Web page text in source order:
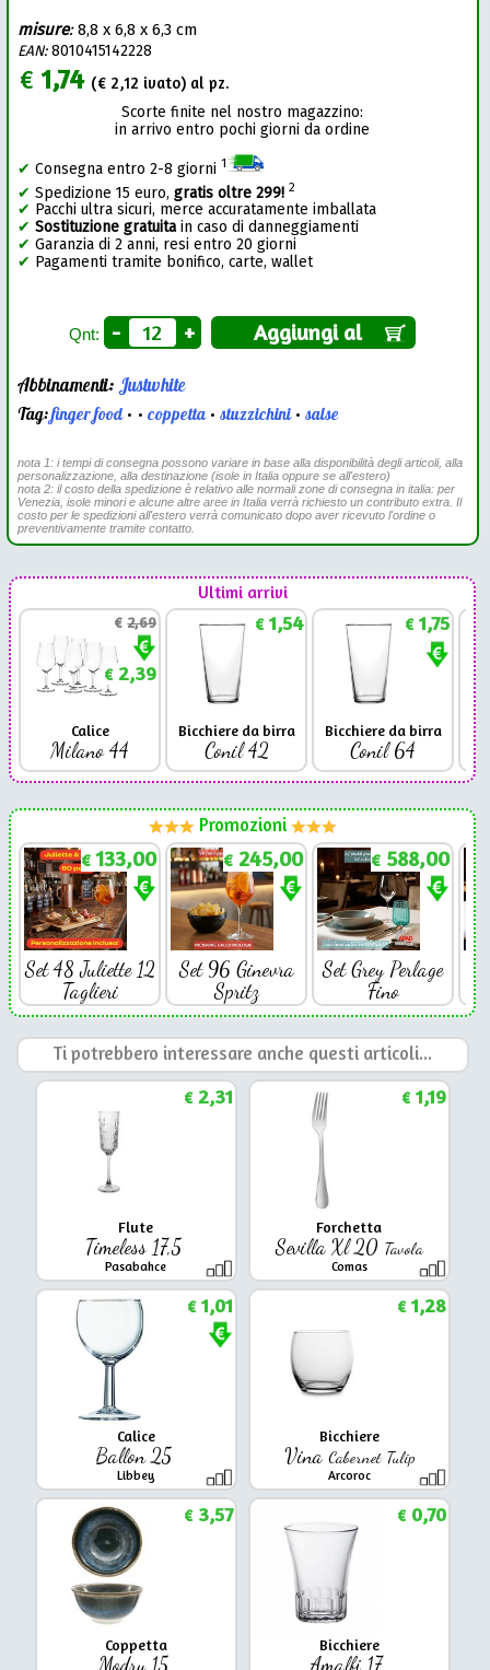
misure:8,8 x 6,8 x 6,3 cm
EAN:8010415142228
€1,74 (€ 2,12 ivato) al pz.
Scorte finite nel nostro magazzino:
in arrivo entro pochi giorni da ordine
✔ Consegna entro 2-8 giorni 1
✔ Spedizione 15 euro,gratis oltre 299! 2
✔ Pacchi ultra sicuri, merce accuratamente imballata
✔ Sostituzione gratuitain caso di danneggiamenti
✔ Garanzia di 2 anni, resi entro 20 giorni
✔ Pagamenti tramite bonifico, carte, wallet
Qnt: - + Aggiungi al
Abbinamenti:Justwhite
Tag:finger food• •coppetta•stuzzichini•salse
nota 1: i tempi di consegna possono variare in base alla disponibilità degli articoli, alla
personalizzazione, alla destinazione (isole in Italia oppure se all'estero)
nota 2: il costo della spedizione è relativo alle normali zone di consegna in italia: per
Venezia, isole minori e alcune altre aree in Italia verrà richiesto un contributo extra. Il
costo per le spedizioni all'estero verrà comunicato dopo aver ricevuto l'ordine o
preventivamente tramite contatto.
Ultimi arrivi
€2,69
€2,39
Calice
Milano 44
€1,54
Bicchiere da birra
Conil 42
€1,75
Bicchiere da birra
Conil 64
Promozioni
€ 133,00
Set 48 Juliette 12
Taglieri
€ 245,00
Set 96 Ginevra
Spritz
€ 588,00
Set Grey Perlage
Fino
Ti potrebbero interessare anche questi articoli...
Flute
Timeless 17,5
Pasabahce
€2,31
Forchetta
Sevilla Xl 20 Tavola
Comas
€1,19
Calice
Ballon 25
Libbey
€1,01
Bicchiere
Vina Cabernet Tulip
Arcoroc
€1,28
Coppetta
Modry 15
€3,57
Bicchiere
Amalfi 17
€0,70